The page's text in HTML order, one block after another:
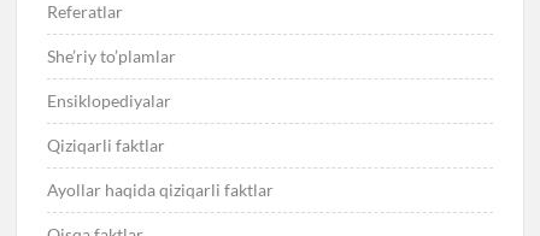
Referatlar
She’riy to’plamlar
Ensiklopediyalar
Qiziqarli faktlar
Ayollar haqida qiziqarli faktlar